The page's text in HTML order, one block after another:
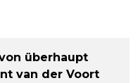
überhaupt
van der Voort